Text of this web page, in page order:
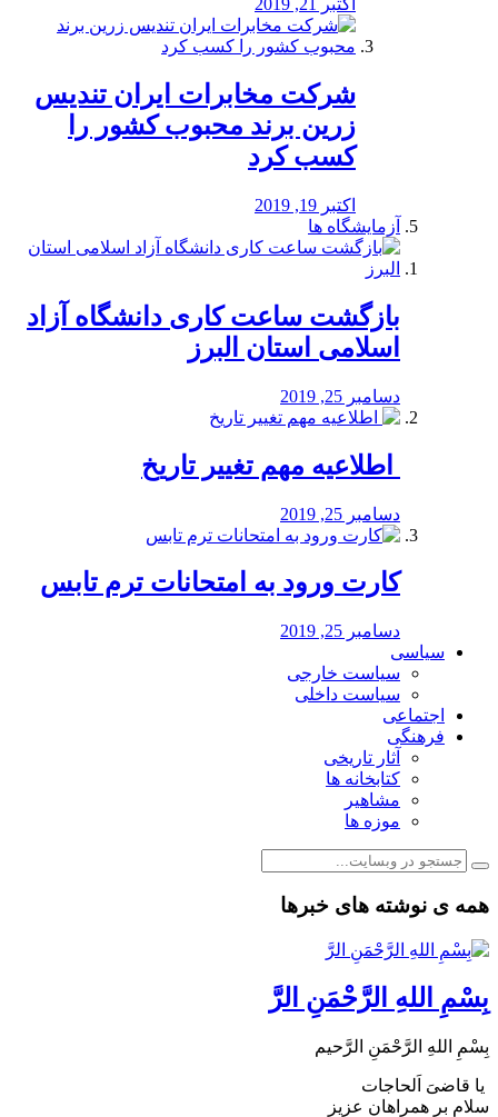
اکتبر 21, 2019
شرکت مخابرات ایران تندیس
زرین برند محبوب کشور را
کسب کرد
اکتبر 19, 2019
آزمایشگاه ها
بازگشت ساعت کاری دانشگاه آزاد
اسلامی استان البرز
دسامبر 25, 2019
️ اطلاعیه مهم تغییر تاریخ
دسامبر 25, 2019
کارت ورود به امتحانات ترم تابس
دسامبر 25, 2019
سیاسی
سیاست خارجی
سیاست داخلی
اجتماعی
فرهنگی
آثار تاریخی
کتابخانه ها
مشاهیر
موزه ها
همه ی نوشته های خبرها
بِسْمِ اللهِ الرَّحْمَنِ الرَّ
بِسْمِ اللهِ الرَّحْمَنِ الرَّحيم
یا قاضیَ اَلحاجات
سلام بر همراهان عزیز